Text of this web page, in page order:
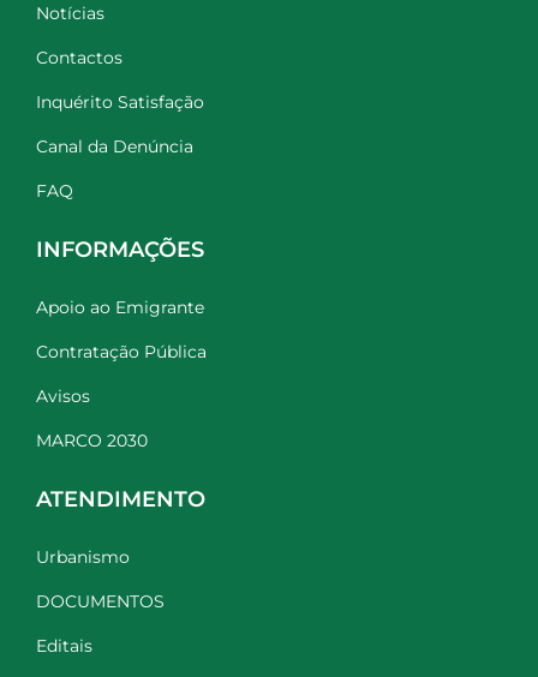
Notícias
Contactos
Inquérito Satisfação
Canal da Denúncia
FAQ
INFORMAÇÕES
Apoio ao Emigrante
Contratação Pública
Avisos
MARCO 2030
ATENDIMENTO
Urbanismo
DOCUMENTOS
Editais